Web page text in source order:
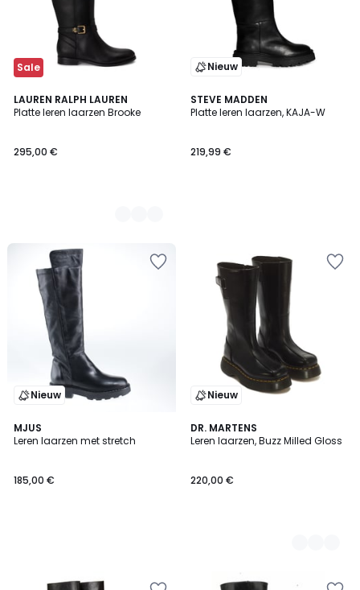
Sale
LAUREN RALPH LAUREN
Platte leren laarzen Brooke
295,00 €
2
Kleuren
Nieuw
STEVE MADDEN
Platte leren laarzen, KAJA-W
219,99 €
Nieuw
MJUS
Leren laarzen met stretch
185,00 €
Nieuw
DR. MARTENS
Leren laarzen, Buzz Milled Gloss
220,00 €
2
Kleuren